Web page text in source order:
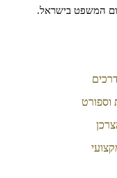
המשפט בישראל.
וספורט